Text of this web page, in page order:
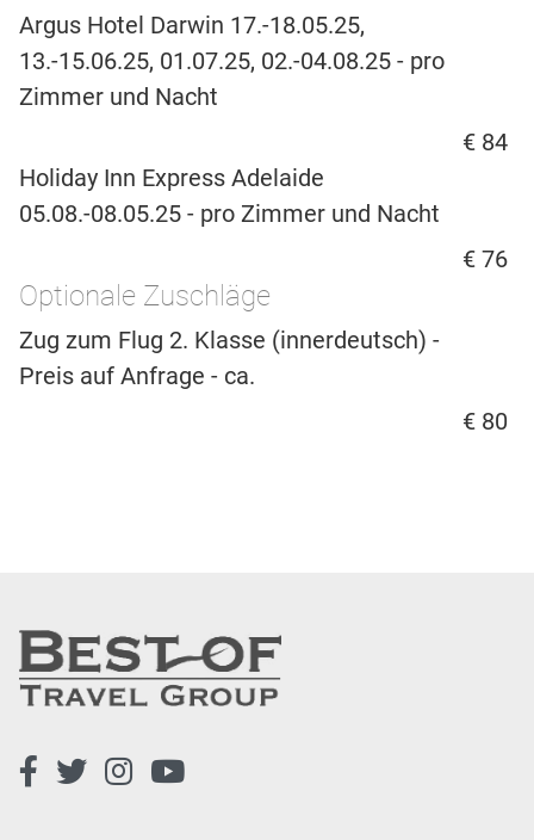
Argus Hotel Darwin 17.-18.05.25,
13.-15.06.25, 01.07.25, 02.-04.08.25 - pro
Zimmer und Nacht
€ 84
Holiday Inn Express Adelaide
05.08.-08.05.25 - pro Zimmer und Nacht
€ 76
Optionale Zuschläge
Zug zum Flug 2. Klasse (innerdeutsch) -
Preis auf Anfrage - ca.
€ 80